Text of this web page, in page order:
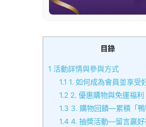
目錄
1 活動詳情與參與方式
1.1 1. 如何成為會員並享受
1.2 2. 優惠購物與免運福利
1.3 3. 購物回饋—累積「鴨
1.4 4. 抽獎活動—留言贏好